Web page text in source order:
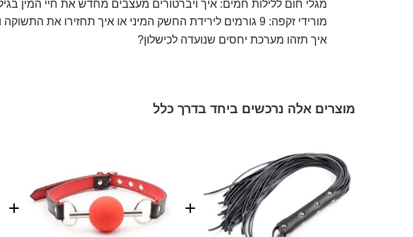
מגלי חום ללילות חמים: איך ויברטורים מעצבים מחדש את חיי המין
מורידי זקפה: 9 גורמים לירידת החשק המיני או איך תחזירו את התשוקה והאהבה למערכת היחסים שלכם
איך תזהו מערכת יחסים שנועדה לכישלון?
מוצרים אלה נרכשים ביחד בדרך כלל